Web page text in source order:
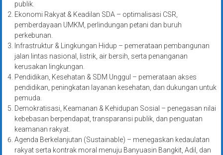
publik.
Ekonomi Rakyat & Keadilan SDA – optimalisasi CSR,
pemberdayaan UMKM, perlindungan petani dan buruh
perkebunan.
Infrastruktur & Lingkungan Hidup – pemerataan pembangunan
jalan lintas nasional, listrik, air bersih, serta penanganan
kerusakan lingkungan.
Pendidikan, Kesehatan & SDM Unggul – pemerataan akses
pendidikan, peningkatan layanan kesehatan, dan dukungan untuk
pemuda.
Demokratisasi, Keamanan & Kehidupan Sosial – penegasan nilai
kebebasan berpendapat, transparansi publik, dan penguatan
keamanan rakyat.
Agenda Berkelanjutan (Sustainable) – menegaskan kedaulatan
rakyat serta kontrak moral menuju Banyuasin Bangkit, Adil, dan